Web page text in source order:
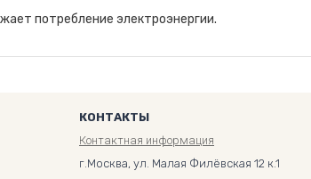
потребление электроэнергии.
КОНТАКТЫ
Контактная информация
г.Москва, ул. Малая Филёвская 12 к.1